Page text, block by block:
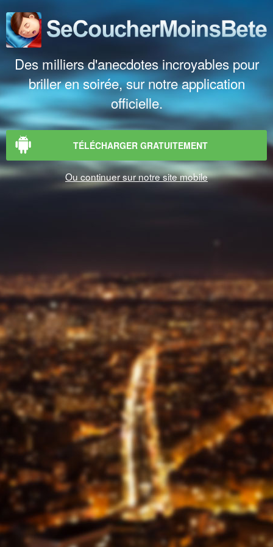
Des milliers d'anecdotes incroyables pour
briller en soirée, sur notre application
officielle.
TÉLÉCHARGER GRATUITEMENT
Ou continuer sur notre site mobile